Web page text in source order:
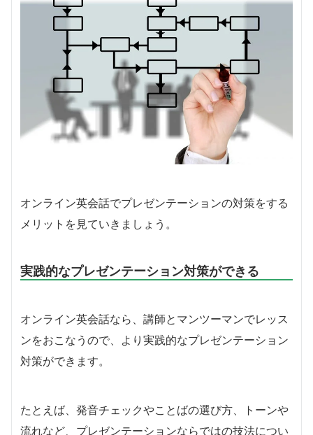
オンライン英会話でプレゼンテーションの対策をする
メリットを見ていきましょう。
実践的なプレゼンテーション対策ができる
オンライン英会話なら、講師とマンツーマンでレッス
ンをおこなうので、より実践的なプレゼンテーション
対策ができます。
たとえば、発音チェックやことばの選び方、トーンや
流れなど、プレゼンテーションならではの技法につい